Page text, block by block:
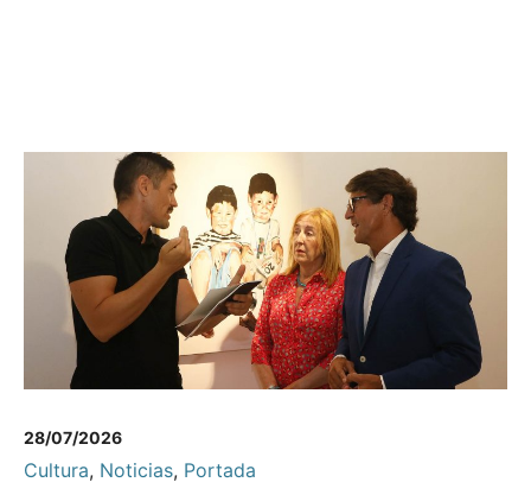
28/07/2026
Cultura, Noticias, Portada